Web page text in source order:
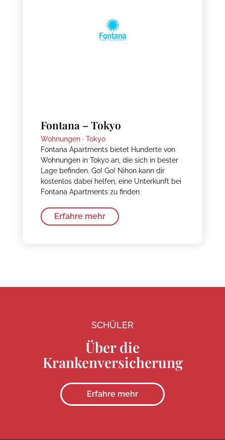
Fontana – Tokyo
Wohnungen · Tokyo
Fontana Apartments bietet Hunderte von
Wohnungen in Tokyo an, die sich in bester
Lage befinden. Go! Go! Nihon kann dir
kostenlos dabei helfen, eine Unterkunft bei
Fontana Apartments zu finden.
Erfahre mehr
SCHÜLER
Über die
Krankenversicherung
Erfahre mehr